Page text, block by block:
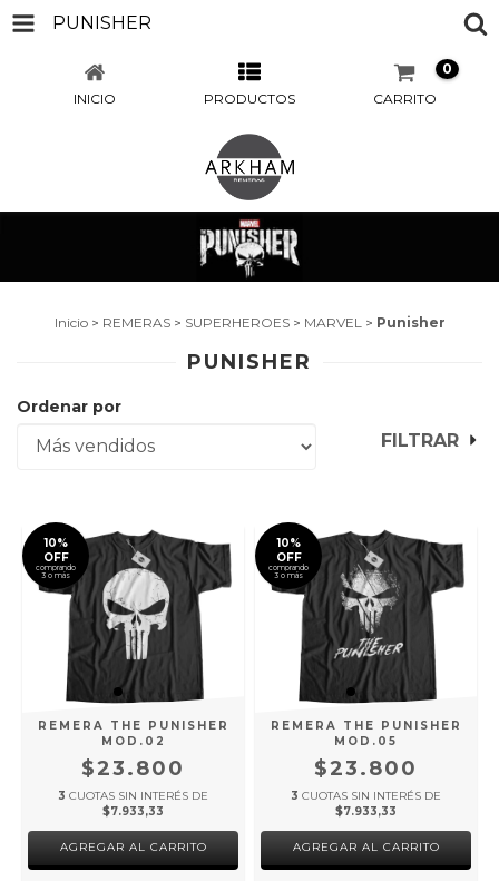
PUNISHER
INICIO PRODUCTOS CARRITO
0
Inicio > REMERAS > SUPERHEROES > MARVEL > Punisher
PUNISHER
Ordenar por
FILTRAR
10%
OFF
comprando
3 o más
REMERA THE PUNISHER
MOD.02
$23.800
3 CUOTAS SIN INTERÉS DE
$7.933,33
AGREGAR AL CARRITO
10%
OFF
comprando
3 o más
REMERA THE PUNISHER
MOD.05
$23.800
3 CUOTAS SIN INTERÉS DE
$7.933,33
AGREGAR AL CARRITO